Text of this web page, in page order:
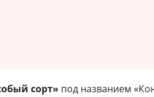
сорт» под названием